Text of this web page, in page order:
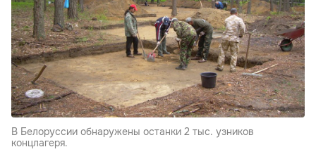
В Белоруссии обнаружены останки 2 тыс. узников
концлагеря.